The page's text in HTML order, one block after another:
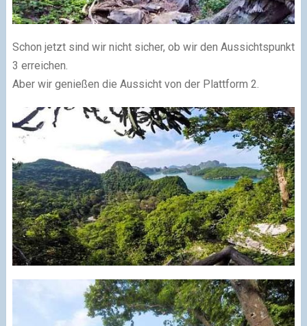
Schon jetzt sind wir nicht sicher, ob wir den Aussichtspunkt
3 erreichen.
Aber wir genießen die Aussicht von der Plattform 2.